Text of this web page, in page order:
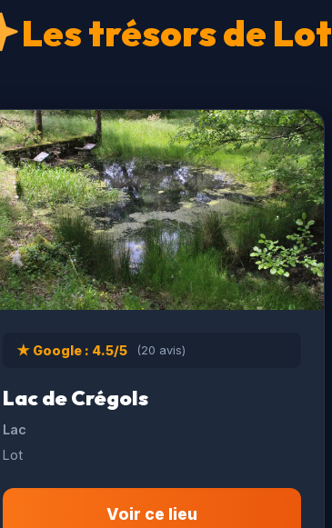
Les trésors de Lot
★ Google : 4.5/5 (20 avis)
Lac de Crégols
Lac
Lot
Voir ce lieu